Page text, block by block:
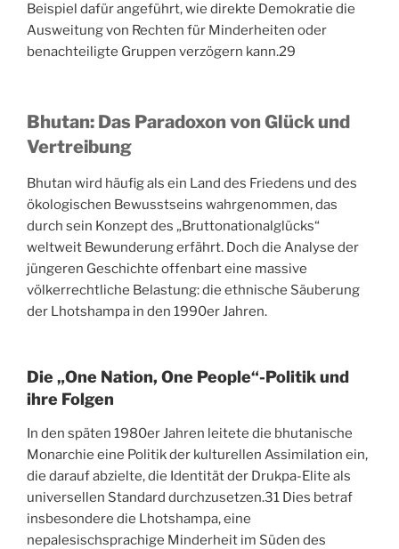
Beispiel dafür angeführt, wie direkte Demokratie die
Ausweitung von Rechten für Minderheiten oder
benachteiligte Gruppen verzögern kann.29
Bhutan: Das Paradoxon von Glück und
Vertreibung
Bhutan wird häufig als ein Land des Friedens und des
ökologischen Bewusstseins wahrgenommen, das
durch sein Konzept des „Bruttonationalglücks“
weltweit Bewunderung erfährt. Doch die Analyse der
jüngeren Geschichte offenbart eine massive
völkerrechtliche Belastung: die ethnische Säuberung
der Lhotshampa in den 1990er Jahren.
Die „One Nation, One People“-Politik und
ihre Folgen
In den späten 1980er Jahren leitete die bhutanische
Monarchie eine Politik der kulturellen Assimilation ein,
die darauf abzielte, die Identität der Drukpa-Elite als
universellen Standard durchzusetzen.31 Dies betraf
insbesondere die Lhotshampa, eine
nepalesischsprachige Minderheit im Süden des